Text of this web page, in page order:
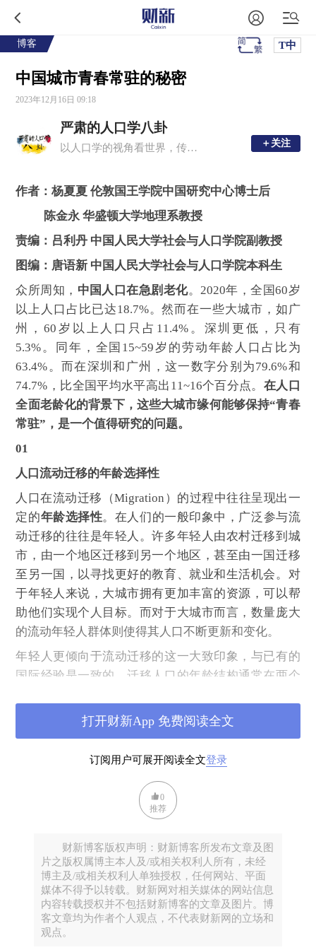
博客 T中
中国城市青春常驻的秘密
2023年12月16日 09:18
严肃的人口学八卦
以人口学的视角看世界，传播有趣的人口学。 ＋关注
＋关注
作者：杨夏夏 伦敦国王学院中国研究中心博士后
陈金永 华盛顿大学地理系教授
责编：吕利丹 中国人民大学社会与人口学院副教授
图编：唐语新 中国人民大学社会与人口学院本科生
众所周知， 中国人口在急剧老化。2020年，全国60岁
以上人口占比已达18.7%。然而在一些大城市，如广
州，60岁以上人口只占11.4%。深圳更低，只有
5.3%。同年，全国15~59岁的劳动年龄人口占比为
63.4%。而在深圳和广州，这一数字分别为79.6%和
74.7%，比全国平均水平高出11~16个百分点。 在人口
全面老龄化的背景下，这些大城市缘何能够保持“青春
常驻”，是一个值得研究的问题。
01
人口流动迁移的年龄选择性
人口在流动迁移（Migration）的过程中往往呈现出一
定的年龄选择性。在人们的一般印象中，广泛参与流
动迁移的往往是年轻人。许多年轻人由农村迁移到城
市，由一个地区迁移到另一个地区，甚至由一国迁移
至另一国，以寻找更好的教育、就业和生活机会。对
于年轻人来说，大城市拥有更加丰富的资源，可以帮
助他们实现个人目标。而对于大城市而言，数量庞大
的流动年轻人群体则使得其人口不断更新和变化。
年轻人更倾向于流动迁移的这一大致印象，与已有的
国际经验是一致的。迁移人口的年龄结构通常在两个
幼儿由于年纪尚小，需要照顾，常常随同父母迁移。
以印度2011年国内不同地区间的人口迁移为例，如图1
所示，印度的国内地区间迁移人口在0~4岁及15~29岁
这个两个阶段分别达到了峰值，且以青壮年阶段的峰
订阅用户可展开阅读全文登录
打开财新App 免费阅读全文
0
推荐
财新博客版权声明：财新博客所发布文章及图
片之版权属博主本人及/或相关权利人所有，未经
博主及/或相关权利人单独授权，任何网站、平面
媒体不得予以转载。财新网对相关媒体的网站信息
内容转载授权并不包括财新博客的文章及图片。博
客文章均为作者个人观点，不代表财新网的立场和
观点。